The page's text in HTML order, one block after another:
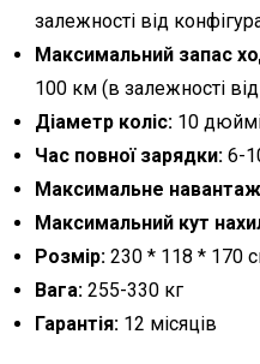
залежності від
Максимальний запас
100 км (в залежності від
Діаметр коліс: 10
Час повної зарядки: 6-
Максимальне
Максимальний кут
Розмір: 230 * 118 * 170
Вага: 255-330 кг
Гарантія: 12 місяців